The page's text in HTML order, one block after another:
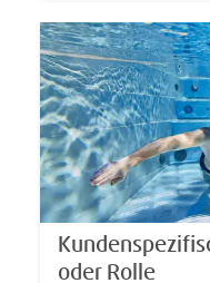
oder Rolle